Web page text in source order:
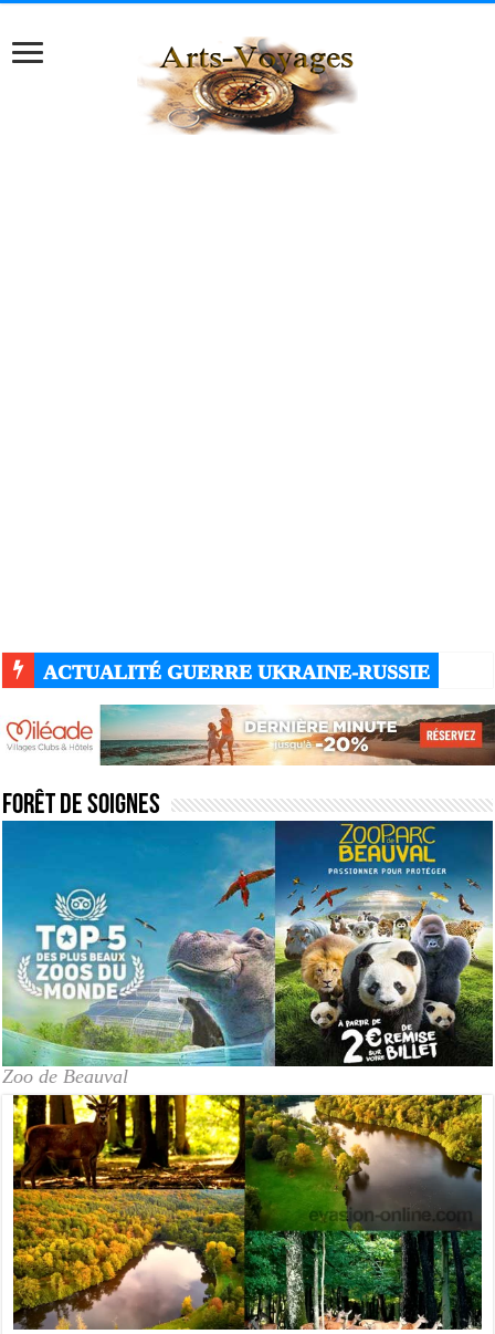
ACTUALITÉ GUERRE UKRAINE-RUSSIE
Forêt de soignes
Zoo de Beauval